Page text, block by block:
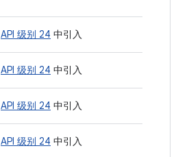
API 级别 24 中引入
API 级别 24 中引入
API 级别 24 中引入
API 级别 24 中引入